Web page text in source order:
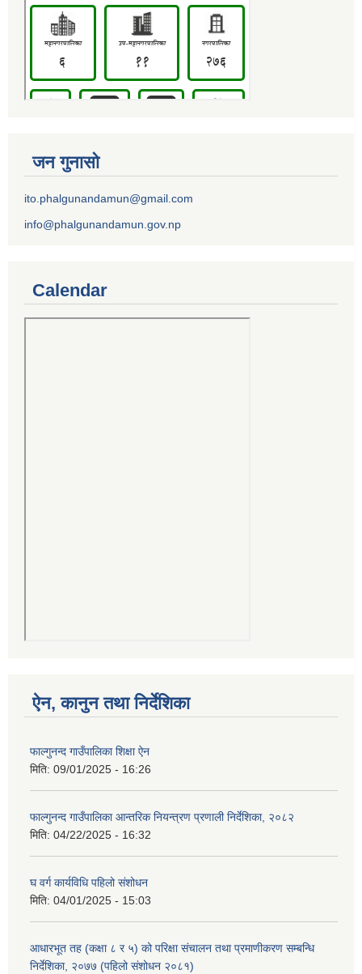
जन गुनासो
ito.phalgunandamun@gmail.com
info@phalgunandamun.gov.np
Calendar
ऐन, कानुन तथा निर्देशिका
फाल्गुनन्द गाउँपालिका शिक्षा ऐन
मिति: 09/01/2025 - 16:26
फाल्गुनन्द गाउँपालिका आन्तरिक नियन्त्रण प्रणाली निर्देशिका, २०८२
मिति: 04/22/2025 - 16:32
घ वर्ग कार्यविधि पहिलो संशोधन
मिति: 04/01/2025 - 15:03
आधारभूत तह (कक्षा ८ र ५) को परिक्षा संचालन तथा प्रमाणीकरण सम्बन्धि
निर्देशिका, २०७७ (पहिलो संशोधन २०८१)